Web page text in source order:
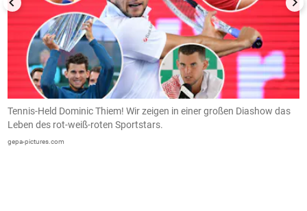
Tennis-Held Dominic Thiem! Wir zeigen in einer großen Diashow das
Leben des rot-weiß-roten Sportstars.
gepa-pictures.com